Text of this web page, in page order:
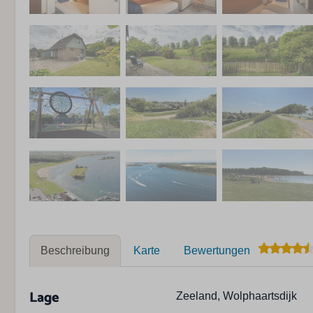
Beschreibung Karte Bewertungen
Lage Zeeland, Wolphaartsdijk